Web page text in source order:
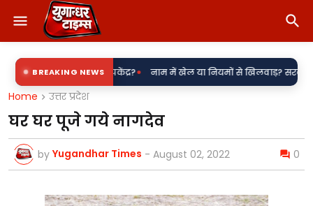
BREAKING NEWS
बिजली उपकेंद्र?• नाम में खेल या नियमों से खिलवाड़? सरकारी शिलापट्टों
Home उत्तर प्रदेश
घर घर पूजे गये नागदेव
by Yugandhar Times - August 02, 2022 0